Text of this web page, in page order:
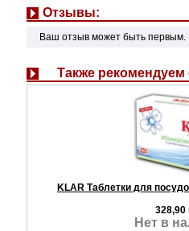
Отзывы:
Ваш отзыв может быть первым.
Также
KLAR Таблетки для
328,90
Нет в